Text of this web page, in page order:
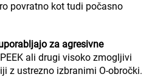
povratno kot tudi počasno
za agresivne
ali drugi visoko zmogljivi
z ustrezno izbranimi O-obročki.